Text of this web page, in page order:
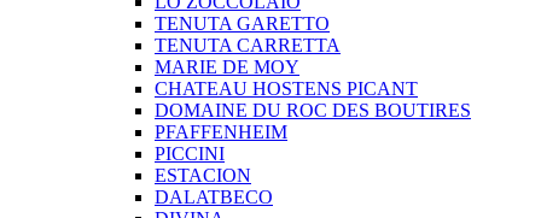
TENUTA GARETTO
TENUTA CARRETTA
MARIE DE MOY
CHATEAU HOSTENS PICANT
DOMAINE DU ROC DES BOUTIRES
PFAFFENHEIM
PICCINI
ESTACION
DALATBECO